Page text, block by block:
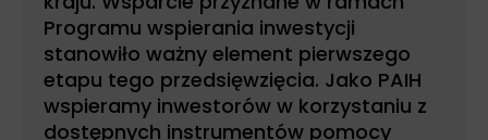
Programu wspierania inwestycji
stanowiło ważny element pierwszego
etapu tego przedsięwzięcia. Jako PAIH
wspieramy inwestorów w korzystaniu z
dostępnych instrumentów pomocy